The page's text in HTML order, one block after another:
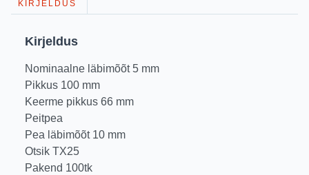
KIRJELDUS
Kirjeldus
Nominaalne läbimõõt 5 mm
Pikkus 100 mm
Keerme pikkus 66 mm
Peitpea
Pea läbimõõt 10 mm
Otsik TX25
Pakend 100tk